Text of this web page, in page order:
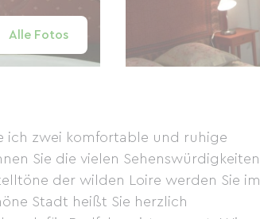
Alle Fotos
ich zwei komfortable und ruhige
Sie die vielen Sehenswürdigkeiten
der wilden Loire werden Sie im
Stadt heißt Sie herzlich